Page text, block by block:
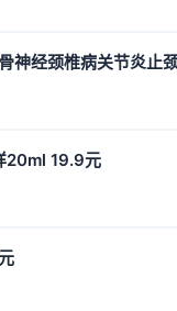
神经颈椎病关节炎止
20ml 19.9元